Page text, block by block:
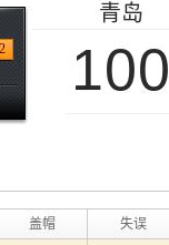
青岛
100
盖帽 失误